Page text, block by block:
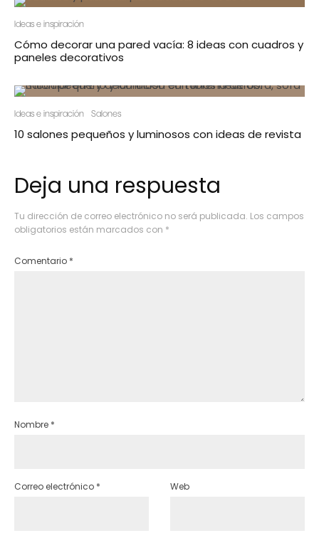
Ideas e inspiración
Cómo decorar una pared vacía: 8 ideas con cuadros y
paneles decorativos
Ideas e inspiración Salones
10 salones pequeños y luminosos con ideas de revista
Deja una respuesta
Tu dirección de correo electrónico no será publicada. Los campos
obligatorios están marcados con *
Comentario *
Nombre *
Correo electrónico * Web